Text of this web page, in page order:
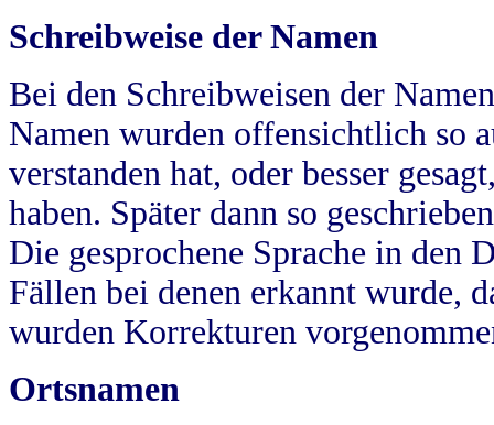
Schreibweise der Namen
Bei den Schreibweisen der
Namen wurden offensichtlich so
verstanden hat, oder besser
haben. Später dann so
Die gesprochene Sprache in
Fällen bei denen erkannt wurde,
wurden Korrekturen
Ortsnamen